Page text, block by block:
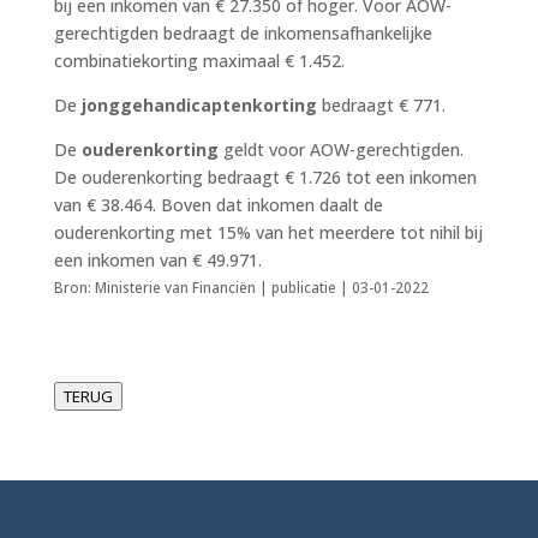
bij een inkomen van € 27.350 of hoger. Voor AOW-
gerechtigden bedraagt de inkomensafhankelijke
combinatiekorting maximaal € 1.452.
De jonggehandicaptenkorting bedraagt € 771.
De ouderenkorting geldt voor AOW-gerechtigden.
De ouderenkorting bedraagt € 1.726 tot een inkomen
van € 38.464. Boven dat inkomen daalt de
ouderenkorting met 15% van het meerdere tot nihil bij
een inkomen van € 49.971.
Bron: Ministerie van Financiën | publicatie | 03-01-2022
TERUG